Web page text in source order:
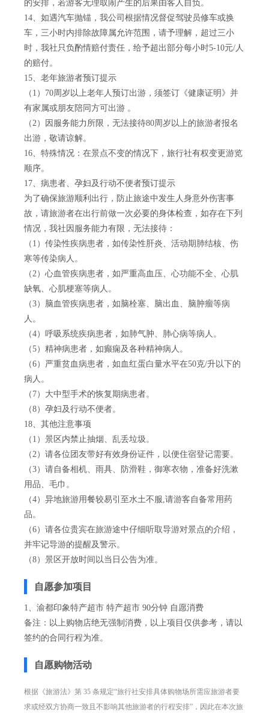
的安排，若游客无理取闹产生的后果由客人自负。
14、如遇汽车抛锚，我公司根据情况督促驾驶员修车或换
车，三小时内排除故障属允许范围，请予理解，超过三小
时，我社只负酌情赔付责任，给予超出部分每小时5-10元/人
的赔付。
15、老年旅游者预订提示
（1）70周岁以上老年人预订出游，须签订《健康证明》并
有家属或朋友陪同方可出游 。
（2）因服务能力所限，无法接待80周岁以上的旅游者报名
出游，敬请谅解。
16、特殊情况：在景点不变的情况下，旅行社有权变更游览
顺序。
17、病患者、孕妇及行动不便者预订提示
为了确保旅游顺利出行，防止旅途中发生人身意外伤害事
故，请旅游者在出行前做一次必要的身体检查，如存在下列
情况，我社因服务能力有限，无法接待：
（1）传染性疾病患者，如传染性肝炎、活动期肺结核、伤
寒等传染病人。
（2）心血管疾病患者，如严重高血压、心功能不全、心肌
缺氧、心肌梗塞等病人。
（3）脑血管疾病患者，如脑栓塞、脑出血、脑肿瘤等病
人。
（4）呼吸系统疾病患者，如肺气肿、肺心病等病人。
（5）精神病患者，如癫痫及各种精神病人。
（6）严重贫血病患者，如血红蛋白量水平在50克/升以下的
病人。
（7）大中型手术的恢复期病患者。
（8）孕妇及行动不便者。
18、其他注意事项
（1）景区内禁止抽烟、乱丢垃圾。
（2）请各位团友带好有效身份证件，以便住宿登记需要。
（3）请自备相机、雨具、防滑鞋，御寒衣物，准备好洗漱
用品、毛巾。
（4）异地旅游用餐较易引至水土不服,请游客自备常用药
品。
（6）请各位贵宾在旅游途中仔细听取导游对景点的介绍，
并牢记导游的提醒及警示。
（8）景区开放时间以当日公告为准。
自愿参加项目
1、渝都印象特产超市 特产超市 90分钟 自愿消费
备注：以上购物店绝无强制消费，以上项目仅供参考，请以
签约的合同行程为准。
自愿购物活动
根据《旅游法》第 35 条规定“旅行社安排具体购物场所需应旅游者要
求或经双方协商一致且不影响其他旅游者的行程安排”，因此在本次旅